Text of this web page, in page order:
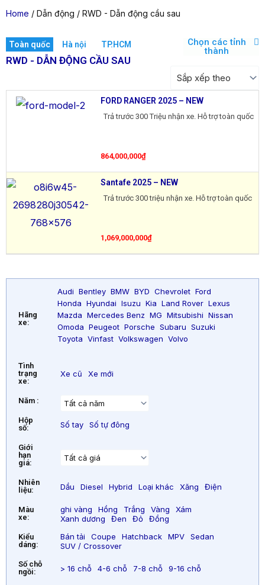
Home / Dẫn động / RWD - Dẫn động cầu sau
Toàn quốc Hà nội TP.HCM
Chọn các tỉnh
thành
RWD - DẪN ĐỘNG CẦU SAU
FORD RANGER 2025 – NEW
Trả trước 300 Triệu nhận xe. Hỗ trợ toàn quốc
864,000,000₫
Santafe 2025 – NEW
Trả trước 300 triệu nhận xe. Hỗ trợ toàn quốc
1,069,000,000₫
Hãng
xe:
Audi Bentley BMW BYD Chevrolet Ford
Honda Hyundai Isuzu Kia Land Rover Lexus
Mazda Mercedes Benz MG Mitsubishi Nissan
Omoda Peugeot Porsche Subaru Suzuki
Toyota Vinfast Volkswagen Volvo
Tình
trạng
xe:
Xe cũ Xe mới
Năm :
Hộp
số:
Số tay Số tự đông
Giới
hạn
giá:
Nhiên
liệu:
Dầu Diesel Hybrid Loại khác Xăng Điện
Màu
xe:
ghi vàng Hồng Trắng Vàng
Xám
Xanh dương
Đen Đỏ Đồng
Kiểu
dáng:
Bán tải Coupe Hatchback MPV
Sedan
SUV / Crossover
Số chỗ
ngồi:
> 16 chỗ 4-6 chỗ 7-8 chỗ 9-16 chỗ